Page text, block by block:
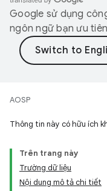
Google sử dụng
ngôn ngữ bạn ưu
AOSP
Thông tin này có hữu ích
Trên trang này
Trường dữ liệu
Nội dung mô tả chi tiết